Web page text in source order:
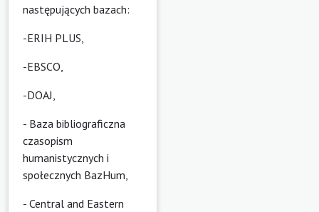
następujących bazach:
-ERIH PLUS,
-EBSCO,
-DOAJ,
- Baza bibliograficzna
czasopism
humanistycznych i
społecznych BazHum,
- Central and Eastern